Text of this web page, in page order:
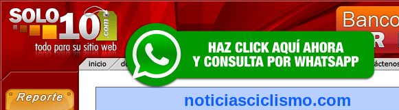
noticiasciclismo.com